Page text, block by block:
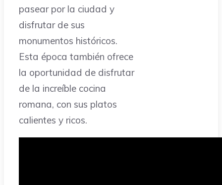
pasear por la ciudad y
disfrutar de sus
monumentos históricos.
Esta época también ofrece
la oportunidad de disfrutar
de la increíble cocina
romana, con sus platos
calientes y ricos.